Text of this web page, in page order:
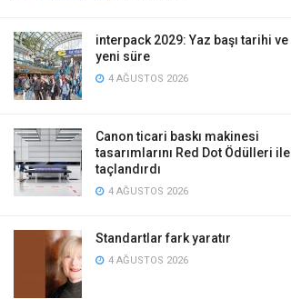
interpack 2029: Yaz başı tarihi ve
yeni süre
4 AĞUSTOS 2026
Canon ticari baskı makinesi
tasarımlarını Red Dot Ödülleri ile
taçlandırdı
4 AĞUSTOS 2026
Standartlar fark yaratır
4 AĞUSTOS 2026